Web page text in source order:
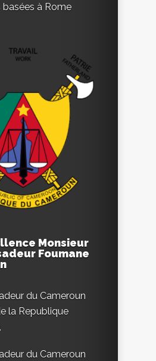
basées à Rome
Monsieur
Foumane
du Cameroun
la Republique
du Cameroun